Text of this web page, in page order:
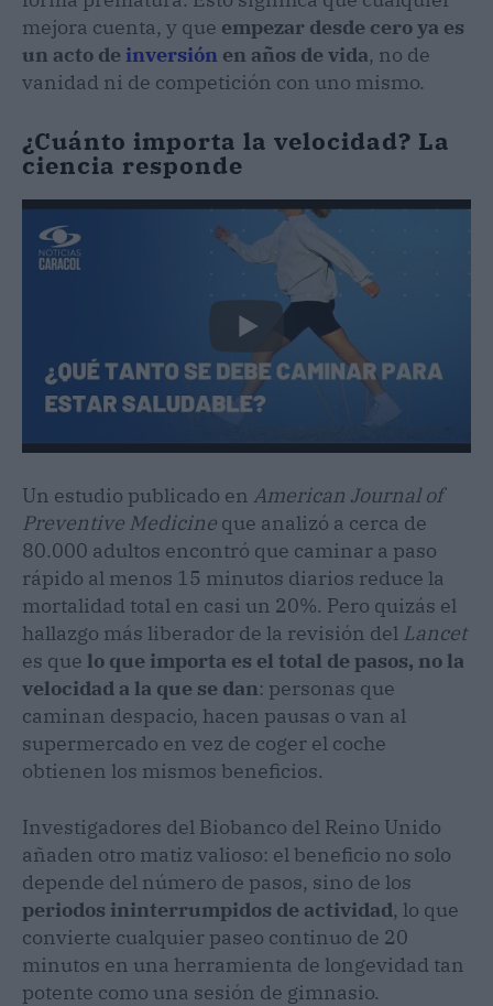
mejora cuenta, y que empezar desde cero ya es
un acto de inversión en años de vida, no de
vanidad ni de competición con uno mismo.
¿Cuánto importa la velocidad? La
ciencia responde
Un estudio publicado en American Journal of
Preventive Medicine que analizó a cerca de
80.000 adultos encontró que caminar a paso
rápido al menos 15 minutos diarios reduce la
mortalidad total en casi un 20%. Pero quizás el
hallazgo más liberador de la revisión del Lancet
es que lo que importa es el total de pasos, no la
velocidad a la que se dan: personas que
caminan despacio, hacen pausas o van al
supermercado en vez de coger el coche
obtienen los mismos beneficios.
Investigadores del Biobanco del Reino Unido
añaden otro matiz valioso: el beneficio no solo
depende del número de pasos, sino de los
periodos ininterrumpidos de actividad, lo que
convierte cualquier paseo continuo de 20
minutos en una herramienta de longevidad tan
potente como una sesión de gimnasio.